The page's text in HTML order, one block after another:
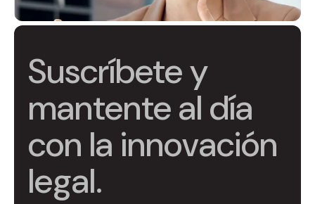
Suscríbete y
mantente al día
con la innovación
legal.